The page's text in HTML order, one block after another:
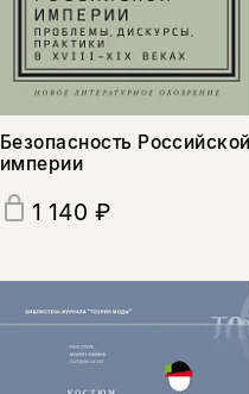
Безопасность Российской
империи
1 140 ₽
нет,